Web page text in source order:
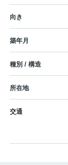
向き
築年月
種別 / 構造
所在地
交通